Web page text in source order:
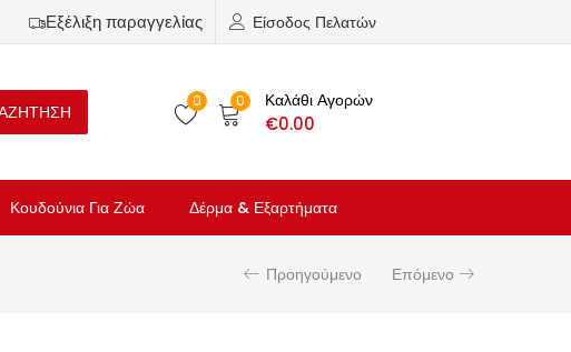
Εξέλιξη παραγγελίας Είσοδος Πελατών
0 0 Καλάθι Αγορών
€0.00
Κουδούνια Για Ζώα Δέρμα & Εξαρτήματα
Προηγούμενο Επόμενο